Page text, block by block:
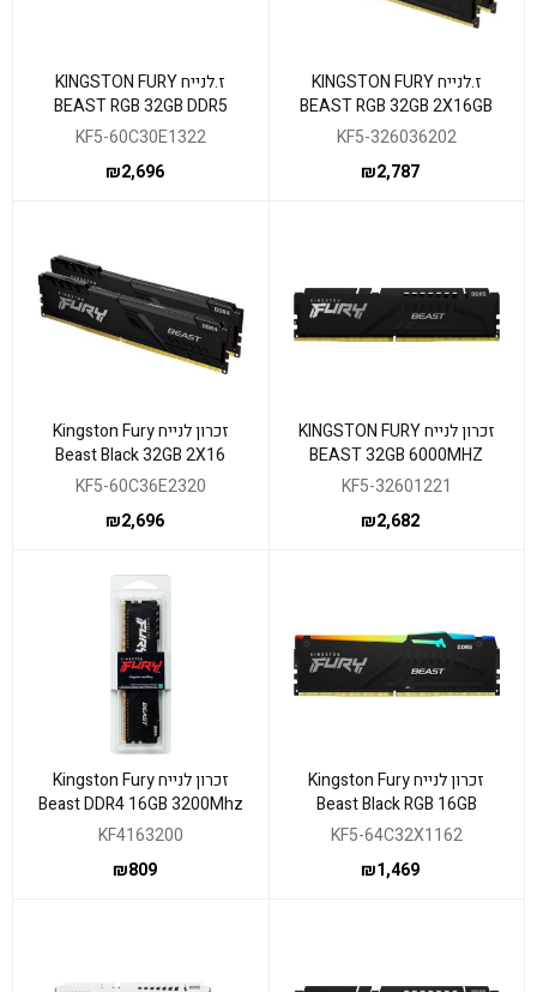
ז.לנייח KINGSTON FURY
BEAST RGB 32GB 2X16GB
6000MHZ CL36 EXPO/XMP
KF5-326036202
₪2,787
ז.לנייח KINGSTON FURY
BEAST RGB 32GB DDR5
6000MHZ CL30 EXPO XMP
KF5-60C30E1322
₪2,696
זכרון לנייח KINGSTON FURY
BEAST 32GB 6000MHZ
CL30 EXPO/XMP
KF5-32601221
₪2,682
זכרון לנייח Kingston Fury
Beast Black 32GB 2X16
6000MHZ DDR5 C36
KF5-60C36E2320
₪2,696
זכרון לנייח Kingston Fury
Beast Black RGB 16GB
6400MHZ DDR5 C36
KF5-64C32X1162
₪1,469
זכרון לנייח Kingston Fury
Beast DDR4 16GB 3200Mhz
C16
KF4163200
₪809